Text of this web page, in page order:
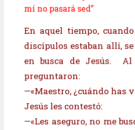
mí no pasará sed”
En aquel tiempo,
discípulos estaban allí,
en busca de Jesús.
preguntaron:
—«Maestro, ¿cuándo has
Jesús les contestó:
—«Les aseguro, no me